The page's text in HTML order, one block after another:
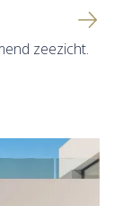
zeezicht.